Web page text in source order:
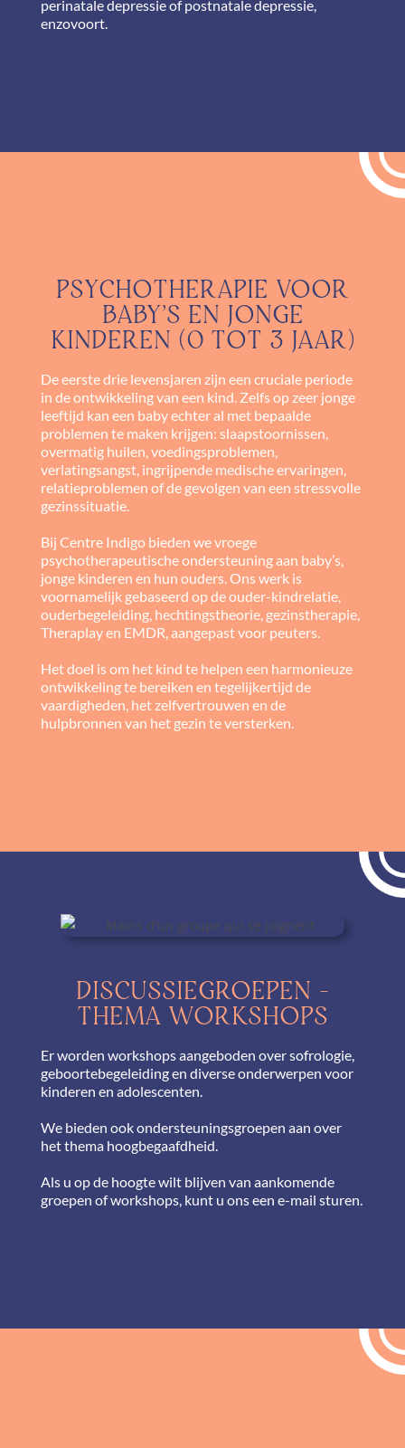
perinatale depressie of postnatale depressie,
enzovoort.
PSYCHOTHERAPIE VOOR
BABY'S EN JONGE
KINDEREN (0 TOT 3 JAAR)
De eerste drie levensjaren zijn een cruciale periode
in de ontwikkeling van een kind. Zelfs op zeer jonge
leeftijd kan een baby echter al met bepaalde
problemen te maken krijgen: slaapstoornissen,
overmatig huilen, voedingsproblemen,
verlatingsangst, ingrijpende medische ervaringen,
relatieproblemen of de gevolgen van een stressvolle
gezinssituatie.
Bij Centre Indigo bieden we vroege
psychotherapeutische ondersteuning aan baby’s,
jonge kinderen en hun ouders. Ons werk is
voornamelijk gebaseerd op de ouder-kindrelatie,
ouderbegeleiding, hechtingstheorie, gezinstherapie,
Theraplay en EMDR, aangepast voor peuters.
Het doel is om het kind te helpen een harmonieuze
ontwikkeling te bereiken en tegelijkertijd de
vaardigheden, het zelfvertrouwen en de
hulpbronnen van het gezin te versterken.
DISCUSSIEGROEPEN -
THEMA WORKSHOPS
Er worden workshops aangeboden over sofrologie,
geboortebegeleiding en diverse onderwerpen voor
kinderen en adolescenten.
We bieden ook ondersteuningsgroepen aan over
het thema hoogbegaafdheid.
Als u op de hoogte wilt blijven van aankomende
groepen of workshops, kunt u ons een e-mail sturen.